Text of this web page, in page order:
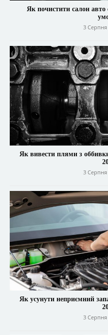
Як почистити салон
3 Серпня
Як вивести плями з
3 Серпня
Як усунути неприємний
3 Серпня